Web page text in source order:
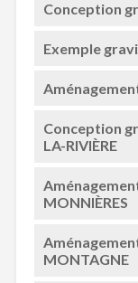
Conception
Exemple
Conception
LA-RIVIÈRE
MONNIÈRES
MONTAGNE